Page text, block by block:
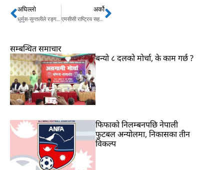
Prev
अघिल्लो
धुर्मुस-सुन्तलीले रङ्गशाला बनाउन सकेनन्, सरकारले बनाउनु पर्‍यो: मेयर दाहाल
अर्को
एमसीसी राष्ट्रिय सहमति र परिमार्जनविना पास हुन सक्दैन : प्रचण्ड Next
सम्बन्धित समाचार
बन्यो ८ दलको मोर्चा, के काम गर्छ ?
फिफाको निलम्बनपछि नेपाली
फुटबल अन्योलमा, निकासका तीन
विकल्प